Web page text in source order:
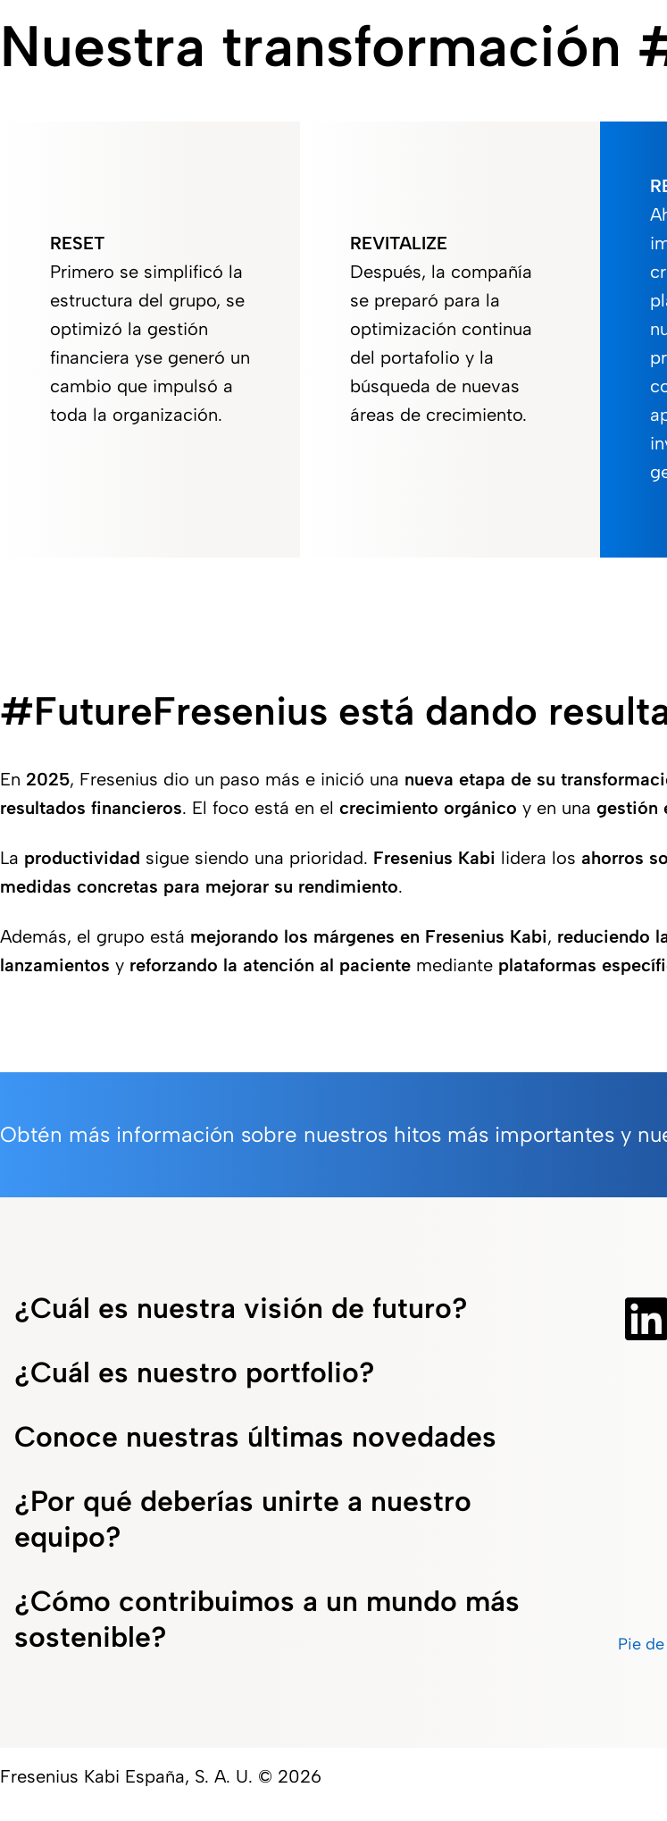
Nuestra transformación
RESET
Primero se simplificó la
estructura del grupo, se
optimizó la gestión
financiera yse generó un
cambio que impulsó a
toda la organización.
REVITALIZE
Después, la compañía
se preparó para la
optimización continua
del portafolio y la
búsqueda de nuevas
áreas de crecimiento.
#FutureFresenius está dando
En 2025, Fresenius dio un paso más e inició una nueva etapa de su
resultados financieros. El foco está en el crecimiento orgánico y en una gestión
La productividad sigue siendo una prioridad. Fresenius Kabi lidera los ahorros
medidas concretas para mejorar su rendimiento.
Además, el grupo está mejorando los márgenes en Fresenius Kabi, reduciendo
lanzamientos y reforzando la atención al paciente mediante plataformas
Obtén más información sobre nuestros hitos más importantes y
¿Cuál es nuestra visión de futuro?
¿Cuál es nuestro portfolio?
Conoce nuestras últimas novedades
¿Por qué deberías unirte a nuestro
equipo?
¿Cómo contribuimos a un mundo más
sostenible?
Pie
Fresenius Kabi España, S. A. U. © 2026